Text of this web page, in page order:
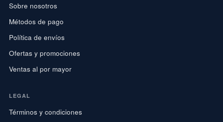
Sobre nosotros
Métodos de pago
Política de envíos
Ofertas y promociones
Ventas al por mayor
LEGAL
Términos y condiciones